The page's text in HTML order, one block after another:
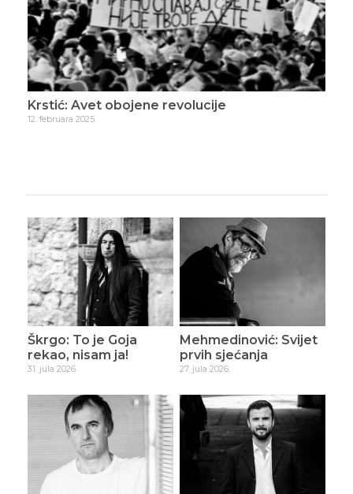
Krstić: Bilo jednom u Srbiji
19. februara 2025.
Škrgo: To je Goja
rekao, nisam ja!
31. jula 2026.
Mehmedinović: Svijet
prvih sjećanja
27. jula 2026.